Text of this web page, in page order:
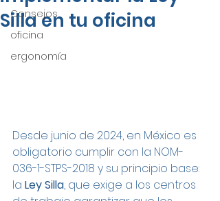
Consejos
oficina
ergonomía
Silla en tu oficina
Desde junio de 2024, en México es
obligatorio cumplir con la NOM-
036-1-STPS-2018 y su principio base:
la Ley Silla, que exige a los centros